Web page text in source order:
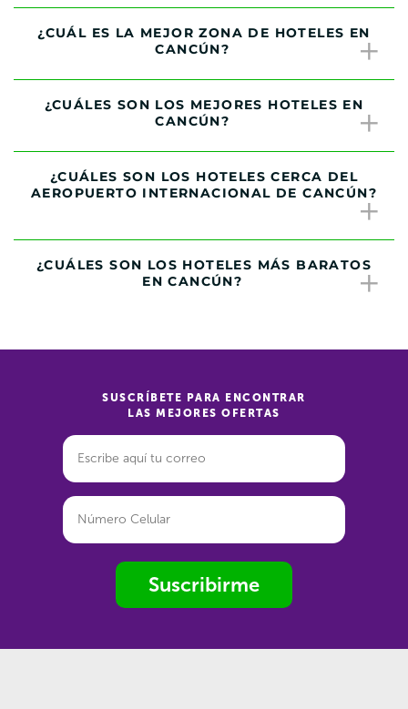
¿CUÁL ES LA MEJOR ZONA DE HOTELES EN
CANCÚN?
¿CUÁLES SON LOS MEJORES HOTELES EN
CANCÚN?
¿CUÁLES SON LOS HOTELES CERCA DEL
AEROPUERTO INTERNACIONAL DE CANCÚN?
¿CUÁLES SON LOS HOTELES MÁS BARATOS
EN CANCÚN?
SUSCRÍBETE PARA ENCONTRAR
LAS MEJORES OFERTAS
Suscribirme